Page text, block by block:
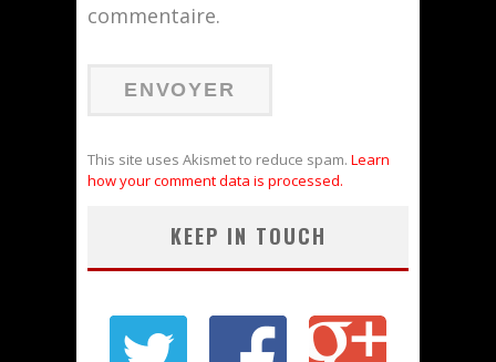
commentaire.
This site uses Akismet to reduce spam. Learn
how your comment data is processed.
KEEP IN TOUCH